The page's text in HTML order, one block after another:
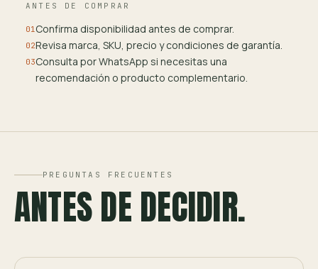
ANTES DE COMPRAR
01Confirma disponibilidad antes de comprar.
02Revisa marca, SKU, precio y condiciones de garantía.
03Consulta por WhatsApp si necesitas una
recomendación o producto complementario.
PREGUNTAS FRECUENTES
ANTES DE DECIDIR.